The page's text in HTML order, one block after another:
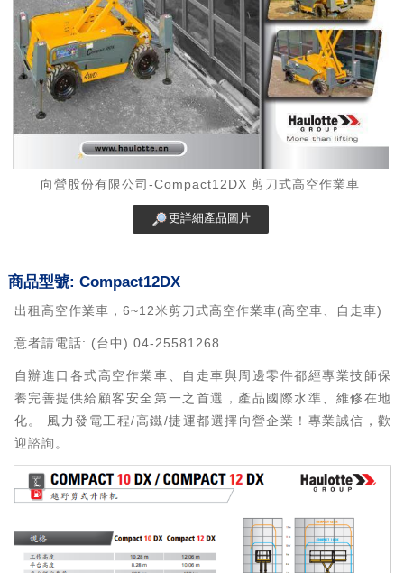
向營股份有限公司-Compact12DX 剪刀式高空作業車
更詳細產品圖片
商品型號: Compact12DX
出租高空作業車，6~12米剪刀式高空作業車(高空車、自走車)
意者請電話: (台中) 04-25581268
自辦進口各式高空作業車、自走車與周邊零件都經專業技師保
養完善提供給顧客安全第一之首選，產品國際水準、維修在地
化。 風力發電工程/高鐵/捷運都選擇向營企業！專業誠信，歡
迎諮詢。